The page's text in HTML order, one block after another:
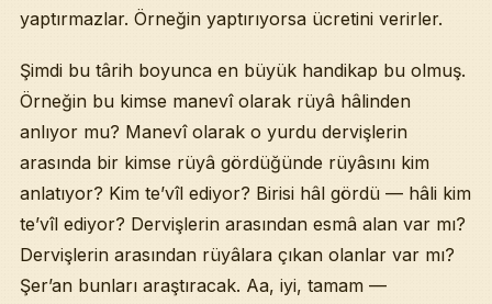
yaptırmazlar. Örneğin yaptırıyorsa ücretini verirler.
Şimdi bu târih boyunca en büyük handikap bu olmuş.
Örneğin bu kimse manevî olarak rüyâ hâlinden
anlıyor mu? Manevî olarak o yurdu dervişlerin
arasında bir kimse rüyâ gördüğünde rüyâsını kim
anlatıyor? Kim te’vîl ediyor? Birisi hâl gördü — hâli kim
te’vîl ediyor? Dervişlerin arasından esmâ alan var mı?
Dervişlerin arasından rüyâlara çıkan olanlar var mı?
Şer’an bunları araştıracak. Aa, iyi, tamam —